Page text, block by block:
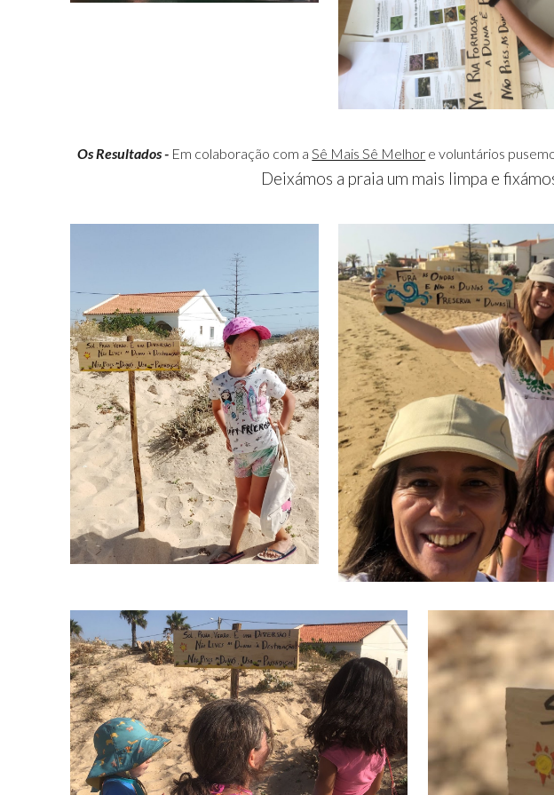
Os Resultados - Em colaboração com aSê Mais Sê Melhor e voluntários
Deixámos a praia um mais limpa e